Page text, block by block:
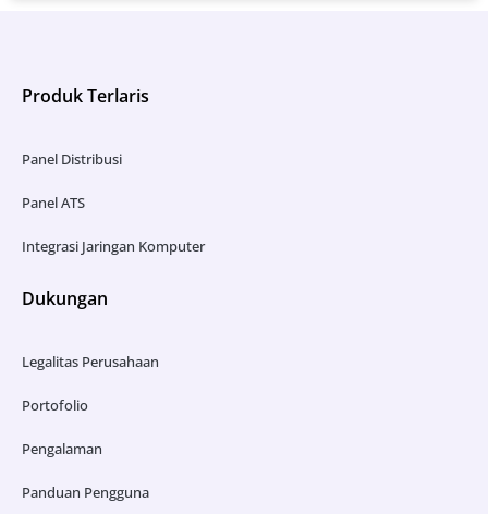
Produk Terlaris
Panel Distribusi
Panel ATS
Integrasi Jaringan Komputer
Dukungan
Legalitas Perusahaan
Portofolio
Pengalaman
Panduan Pengguna